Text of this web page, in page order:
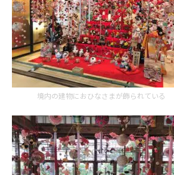
境内の建物におひなさまが飾られている